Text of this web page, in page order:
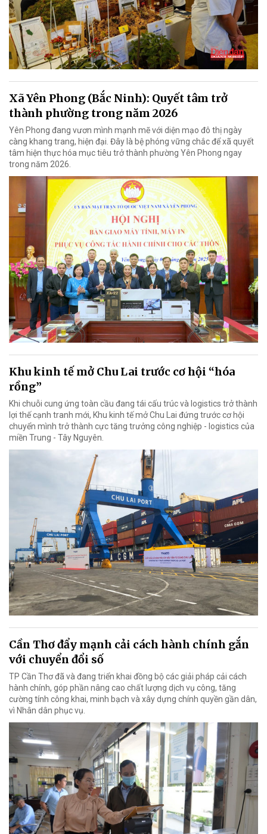
Xã Yên Phong (Bắc Ninh): Quyết tâm trở
thành phường trong năm 2026
Yên Phong đang vươn mình mạnh mẽ với diện mạo đô thị ngày
càng khang trang, hiện đại. Đây là bệ phóng vững chắc để xã quyết
tâm hiện thực hóa mục tiêu trở thành phường Yên Phong ngay
trong năm 2026.
Khu kinh tế mở Chu Lai trước cơ hội “hóa
rồng”
Khi chuỗi cung ứng toàn cầu đang tái cấu trúc và logistics trở thành
lợi thế cạnh tranh mới, Khu kinh tế mở Chu Lai đứng trước cơ hội
chuyển mình trở thành cực tăng trưởng công nghiệp - logistics của
miền Trung - Tây Nguyên.
Cần Thơ đẩy mạnh cải cách hành chính gắn
với chuyển đổi số
TP Cần Thơ đã và đang triển khai đồng bộ các giải pháp cải cách
hành chính, góp phần nâng cao chất lượng dịch vụ công, tăng
cường tính công khai, minh bạch và xây dựng chính quyền gần dân,
vì Nhân dân phục vụ.